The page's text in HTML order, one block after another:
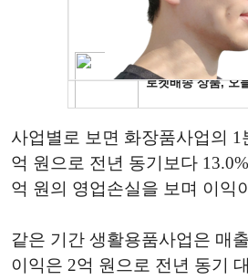
사업별로 보면 화장품사업의 1
억 원으로 전년 동기보다
억 원의 영업손실을 보며 이익
같은 기간 생활용품사업은 매
이익은 2억 원으로 전년 동기